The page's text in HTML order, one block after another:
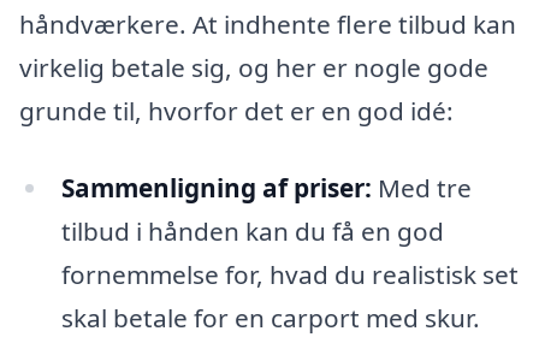
håndværkere. At indhente flere tilbud kan
virkelig betale sig, og her er nogle gode
grunde til, hvorfor det er en god idé:
Sammenligning af priser: Med tre
tilbud i hånden kan du få en god
fornemmelse for, hvad du realistisk set
skal betale for en carport med skur.